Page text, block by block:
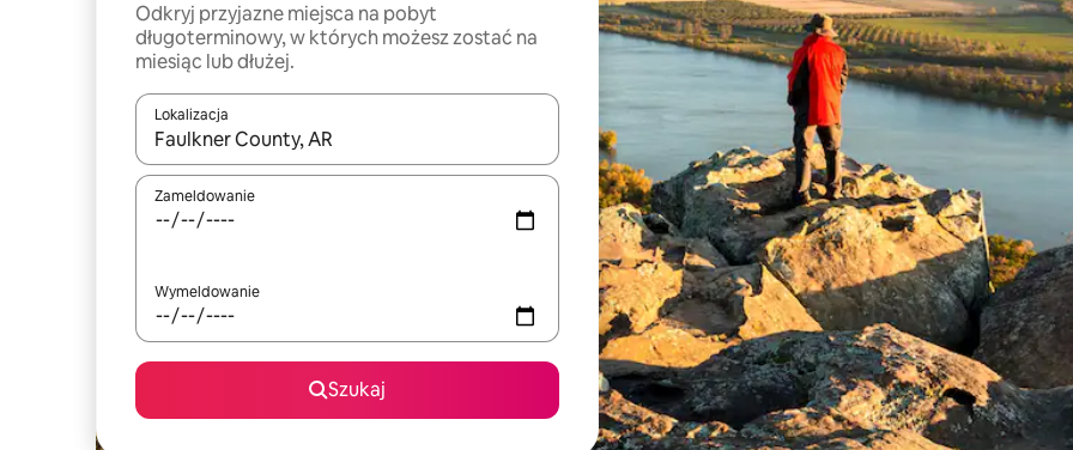
Odkryj przyjazne miejsca na pobyt
długoterminowy, w których możesz zostać na
miesiąc lub dłużej.
Lokalizacja
Gdy wyniki będą dostępne, możesz poruszać się po nich za pomocą klawiszy strzałek w górę i w dół lub przeglądać je
Zameldowanie
Wymeldowanie
Szukaj